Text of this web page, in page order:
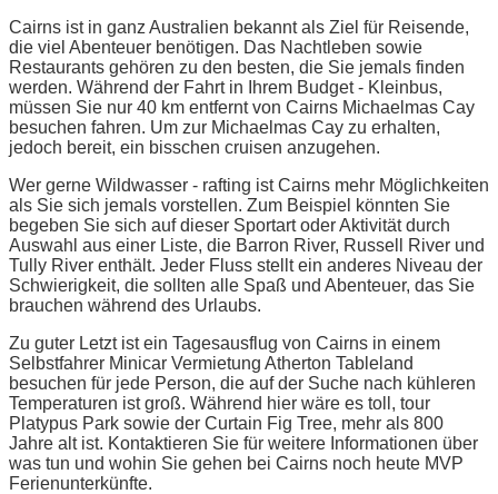
Cairns ist in ganz Australien bekannt als Ziel für Reisende,
die viel Abenteuer benötigen. Das Nachtleben sowie
Restaurants gehören zu den besten, die Sie jemals finden
werden. Während der Fahrt in Ihrem Budget - Kleinbus,
müssen Sie nur 40 km entfernt von Cairns Michaelmas Cay
besuchen fahren. Um zur Michaelmas Cay zu erhalten,
jedoch bereit, ein bisschen cruisen anzugehen.
Wer gerne Wildwasser - rafting ist Cairns mehr Möglichkeiten
als Sie sich jemals vorstellen. Zum Beispiel könnten Sie
begeben Sie sich auf dieser Sportart oder Aktivität durch
Auswahl aus einer Liste, die Barron River, Russell River und
Tully River enthält. Jeder Fluss stellt ein anderes Niveau der
Schwierigkeit, die sollten alle Spaß und Abenteuer, das Sie
brauchen während des Urlaubs.
Zu guter Letzt ist ein Tagesausflug von Cairns in einem
Selbstfahrer Minicar Vermietung Atherton Tableland
besuchen für jede Person, die auf der Suche nach kühleren
Temperaturen ist groß. Während hier wäre es toll, tour
Platypus Park sowie der Curtain Fig Tree, mehr als 800
Jahre alt ist. Kontaktieren Sie für weitere Informationen über
was tun und wohin Sie gehen bei Cairns noch heute MVP
Ferienunterkünfte.